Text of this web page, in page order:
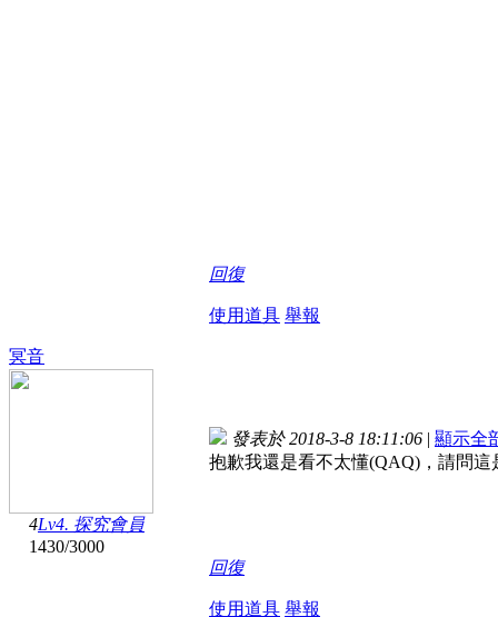
回復
使用道具 舉報
冥音
4Lv4. 探究會員
1430/3000
發表於 2018-3-8 18:11:06 | 顯示全
抱歉我還是看不太懂(QAQ)，請問這
回復
使用道具 舉報